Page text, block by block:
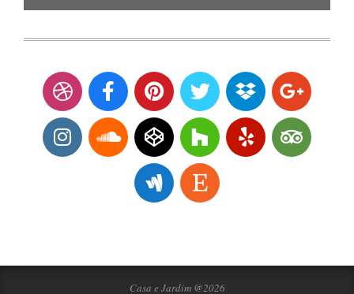
Casa e Jardim @2026